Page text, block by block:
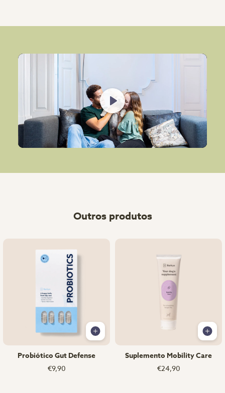
Play
Outros produtos
Probiótico Gut Defense
€9,90
Suplemento Mobility Care
€24,90